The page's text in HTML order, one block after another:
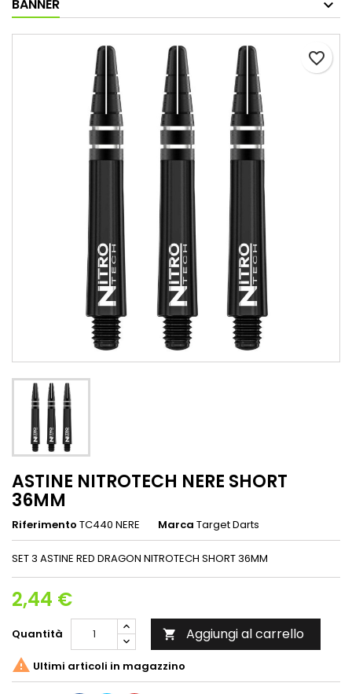
BANNER
favorite_border
ASTINE NITROTECH NERE SHORT
36MM
Riferimento TC440 NERE Marca Target Darts
SET 3 ASTINE RED DRAGON NITROTECH SHORT 36MM
2,44 €
Quantità  Aggiungi al carrello
 Ultimi articoli in magazzino